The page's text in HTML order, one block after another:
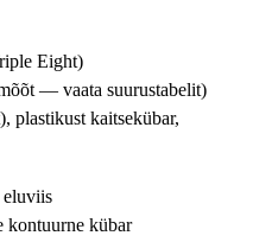
Eight)
— vaata suurustabelit)
plastikust kaitsekübar,
eluviis
kontuurne kübar